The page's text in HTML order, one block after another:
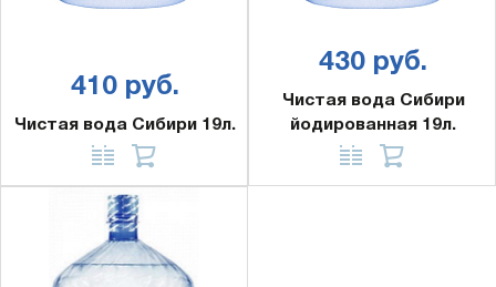
410 руб.
Чистая вода Сибири 19л.
430 руб.
Чистая вода Сибири
йодированная 19л.